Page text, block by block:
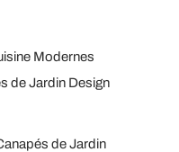
Modernes
de Jardin Design
de Jardin